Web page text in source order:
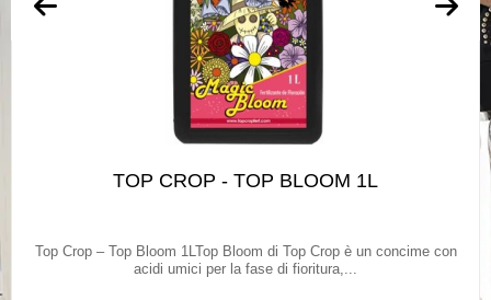
TOP CROP - TOP BLOOM 1L
Top Crop – Top Bloom 1LTop Bloom di Top Crop è un concime con
acidi umici per la fase di fioritura,...